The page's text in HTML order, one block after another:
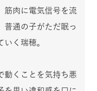
筋肉に電気信号を流
普通の子がただ眠っ
く瑞穂。
動くことを気持ち悪